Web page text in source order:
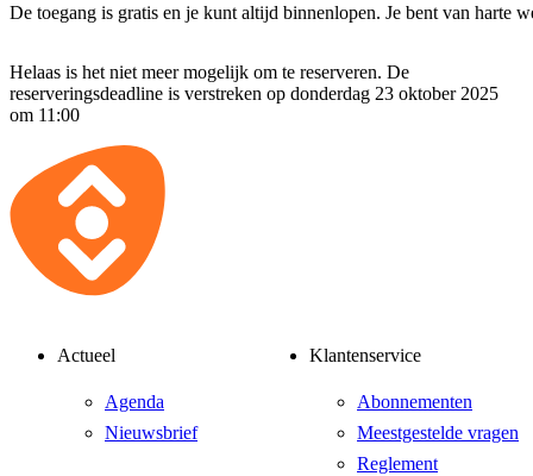
De toegang is gratis en je kunt altijd binnenlopen. Je bent van harte
Helaas is het niet meer mogelijk om te reserveren. De
reserveringsdeadline is verstreken op donderdag 23 oktober 2025
om 11:00
Actueel
Agenda
Nieuwsbrief
Klantenservice
Abonnementen
Meestgestelde vragen
Reglement